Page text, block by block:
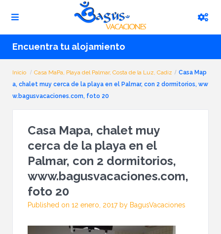
Encuentra tu alojamiento
Inicio Casa MaPa, Playa del Palmar, Costa de la Luz, Cadiz
Casa Map
a, chalet muy cerca de la playa en el Palmar, con 2 dormitorios, ww
w.bagusvacaciones.com, foto 20
Casa Mapa, chalet muy
cerca de la playa en el
Palmar, con 2 dormitorios,
www.bagusvacaciones.com,
foto 20
Published on 12 enero, 2017 by BagusVacaciones